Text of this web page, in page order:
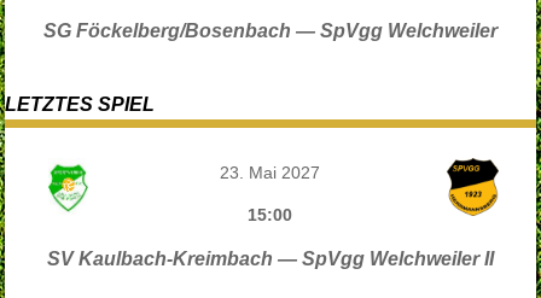
SG Föckelberg/Bosenbach — SpVgg Welchweiler
LETZTES SPIEL
23. Mai 2027
15:00
SV Kaulbach-Kreimbach — SpVgg Welchweiler II